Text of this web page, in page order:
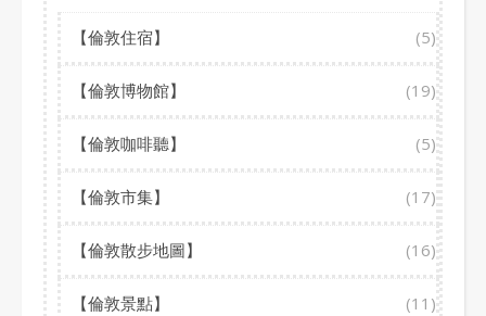
【倫敦住宿】 (5)
【倫敦博物館】 (19)
【倫敦咖啡聽】 (5)
【倫敦市集】 (17)
【倫敦散步地圖】 (16)
【倫敦景點】 (11)